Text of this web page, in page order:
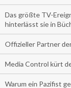
Das größte TV-
hinterlässt sie in
Offizieller Partner
Media Control kürt
Warum ein Pazifist